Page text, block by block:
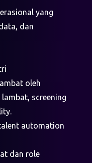
yang
dan
oleh
screening
automation
dan role